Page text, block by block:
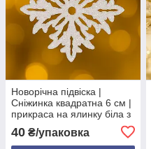
Новорічна підвіска |
Сніжинка квадратна 6 см |
прикраса на ялинку біла з
40 ₴/упаковка